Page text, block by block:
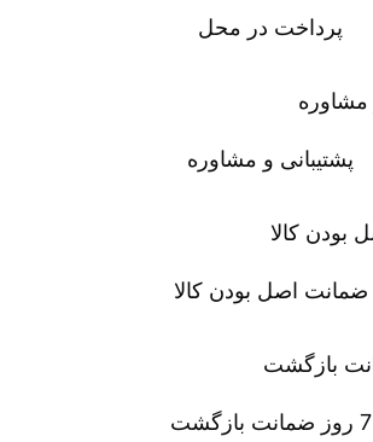
پرداخت در محل
پشتیبانی و مشاوره
ضمانت اصل بودن کالا
7 روز ضمانت بازگشت